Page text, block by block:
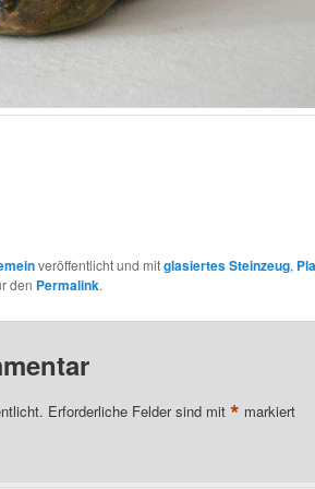
veröffentlicht und mitglasiertes Steinzeug,
den Permalink.
Erforderliche Felder sind mit * markiert